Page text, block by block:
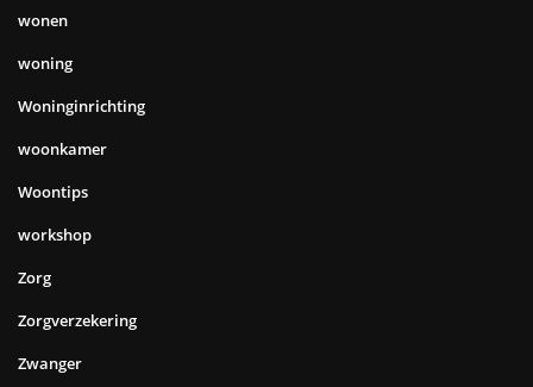
wonen
woning
Woninginrichting
woonkamer
Woontips
workshop
Zorg
Zorgverzekering
Zwanger